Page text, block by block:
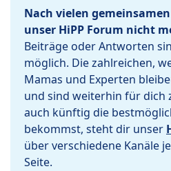
Nach vielen
unser HiPP Forum nicht
Beiträge oder Antworten
möglich. Die zahlreichen,
Mamas und Experten
und sind weiterhin für dich
auch künftig die
bekommst, steht dir unser
über verschiedene Kanäle
Seite.